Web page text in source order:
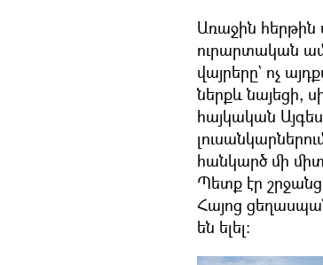
Առաջին
ուրարտական
վայրերը` ոչ
ներքև նայեցի,
հայկական
հանկարծ մի
Պետք էր
Հայոց
են ելել։